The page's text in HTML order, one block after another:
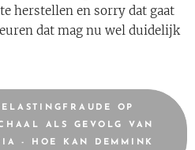
herstellen en sorry dat gaat
dat mag nu wel duidelijk
OP
ALS GEVOLG VAN
- HOE KAN DEMMINK